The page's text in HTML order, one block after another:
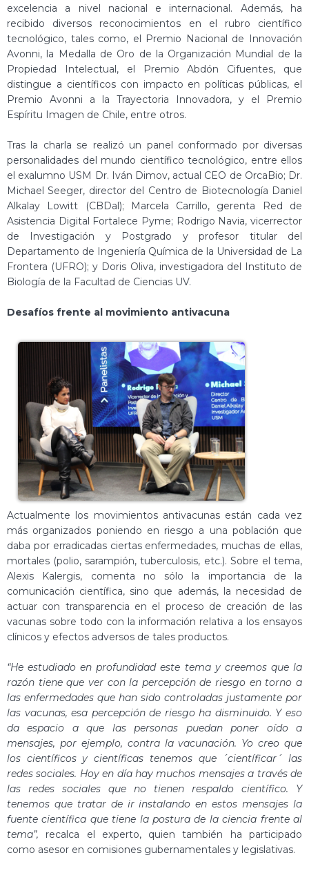
excelencia a nivel nacional e internacional. Además, ha
recibido diversos reconocimientos en el rubro científico
tecnológico, tales como, el Premio Nacional de Innovación
Avonni, la Medalla de Oro de la Organización Mundial de la
Propiedad Intelectual, el Premio Abdón Cifuentes, que
distingue a científicos con impacto en políticas públicas, el
Premio Avonni a la Trayectoria Innovadora, y el Premio
Espíritu Imagen de Chile, entre otros.
Tras la charla se realizó un panel conformado por diversas
personalidades del mundo científico tecnológico, entre ellos
el exalumno USM Dr. Iván Dimov, actual CEO de OrcaBio; Dr.
Michael Seeger, director del Centro de Biotecnología Daniel
Alkalay Lowitt (CBDal); Marcela Carrillo, gerenta Red de
Asistencia Digital Fortalece Pyme; Rodrigo Navia, vicerrector
de Investigación y Postgrado y profesor titular del
Departamento de Ingeniería Química de la Universidad de La
Frontera (UFRO); y Doris Oliva, investigadora del Instituto de
Biología de la Facultad de Ciencias UV.
Desafíos frente al movimiento antivacuna
Actualmente los movimientos antivacunas están cada vez
más organizados poniendo en riesgo a una población que
daba por erradicadas ciertas enfermedades, muchas de ellas,
mortales (polio, sarampión, tuberculosis, etc.). Sobre el tema,
Alexis Kalergis, comenta no sólo la importancia de la
comunicación científica, sino que además, la necesidad de
actuar con transparencia en el proceso de creación de las
vacunas sobre todo con la información relativa a los ensayos
clínicos y efectos adversos de tales productos.
“He estudiado en profundidad este tema y creemos que la
razón tiene que ver con la percepción de riesgo en torno a
las enfermedades que han sido controladas justamente por
las vacunas, esa percepción de riesgo ha disminuido. Y eso
da espacio a que las personas puedan poner oído a
mensajes, por ejemplo, contra la vacunación. Yo creo que
los científicos y científicas tenemos que ´científicar´ las
redes sociales. Hoy en día hay muchos mensajes a través de
las redes sociales que no tienen respaldo científico. Y
tenemos que tratar de ir instalando en estos mensajes la
fuente científica que tiene la postura de la ciencia frente al
tema”, recalca el experto, quien también ha participado
como asesor en comisiones gubernamentales y legislativas.